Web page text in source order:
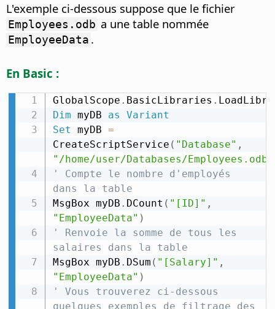
L'exemple ci-dessous suppose que le fichier
Employees.odb a une table nommée
EmployeeData .
En Basic :
GlobalScope . BasicLibraries .
Dim myDB as
Variant
Set myDB =
CreateScriptService ( "Database" ,
"/home/user/Databases/Employees.odb"
' Compte le nombre d'employés
dans la table
MsgBox myDB . DCount ( "[ID]" ,
"EmployeeData" )
' Renvoie la somme de tous les
salaires dans la table
MsgBox myDB . DSum ( "[Salary]" ,
"EmployeeData" )
' Vous trouverez ci-dessous
quelques exemples de filtrage des